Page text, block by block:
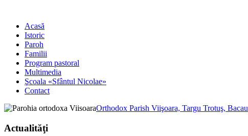
Acasă
Istoric
Paroh
Familii
Program pastoral
Multimedia
Şcoala «Sfântul Nicolae»
Contact
Orthodox Parish Viişoara, Targu Trotuş, Bacau
Actualităţi